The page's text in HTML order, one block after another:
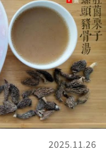
2025.11.26